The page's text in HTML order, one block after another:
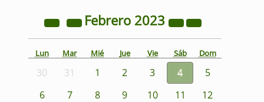
Febrero 2023
Lun Mar Mié Jue Vie Sáb Dom
30 31 1 2 3 4
5
6
7 8 9 10 11
12